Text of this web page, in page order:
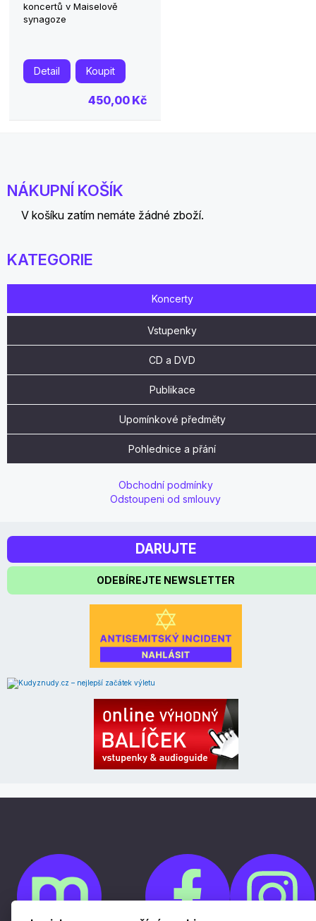
koncertů v Maiselově
synagoze
450,00 Kč
Detail Koupit
NÁKUPNÍ KOŠÍK
V košíku zatím nemáte žádné zboží.
KATEGORIE
Koncerty
Vstupenky
CD a DVD
Publikace
Upomínkové předměty
Pohlednice a přání
Obchodní podmínky
Odstoupeni od smlouvy
DARUJTE
ODEBÍREJTE NEWSLETTER